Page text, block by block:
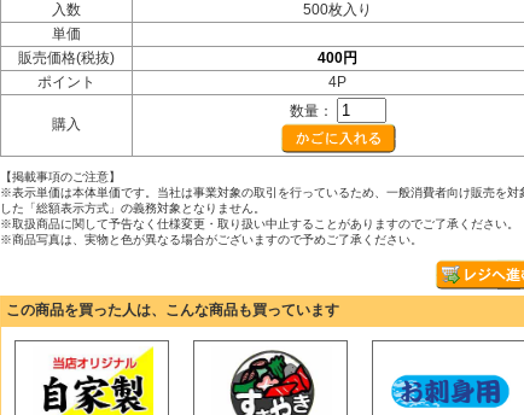
入数
500枚入り
単価
販売価格(税抜)
400円
ポイント
4P
購入
数量：
【掲載事項のご注意】
※表示単価は本体単価です。当社は事業対象の取引を行っているため、一般消費者向け販売を対
した「総額表示方式」の義務対象となりません。
※取扱商品に関して予告なく仕様変更・取り扱い中止することがありますのでご了承ください。
※商品写真は、実物と色が異なる場合がございますので予めご了承ください。
この商品を買った人は、こんな商品も買っています